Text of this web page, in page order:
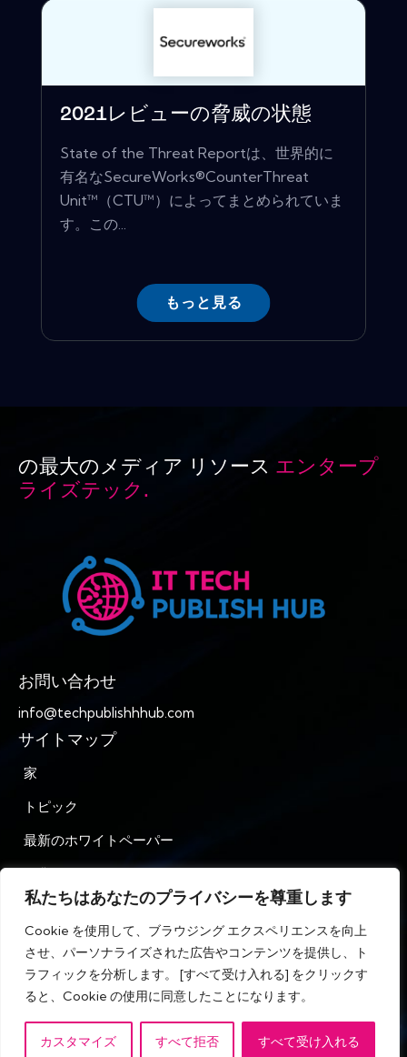
私たちはあなたのプライバシーを尊重します
Cookie を使用して、ブラウジング エクスペリエンスを向上
させ、パーソナライズされた広告やコンテンツを提供し、ト
ラフィックを分析します。 [すべて受け入れる] をクリックす
ると、Cookie の使用に同意したことになります。
カスタマイズ すべて拒否 すべて受け入れる
2021レビューの脅威の状態
State of the Threat Reportは、世界的に
有名なSecureWorks®CounterThreat
Unit™（CTU™）によってまとめられていま
す。この...
もっと見る
の最大のメディア リソース エンタープ
ライズテック.
お問い合わせ
info@techpublishhhub.com
サイトマップ
家
トピック
最新のホワイトペーパー
お問い合わせ
利用規約